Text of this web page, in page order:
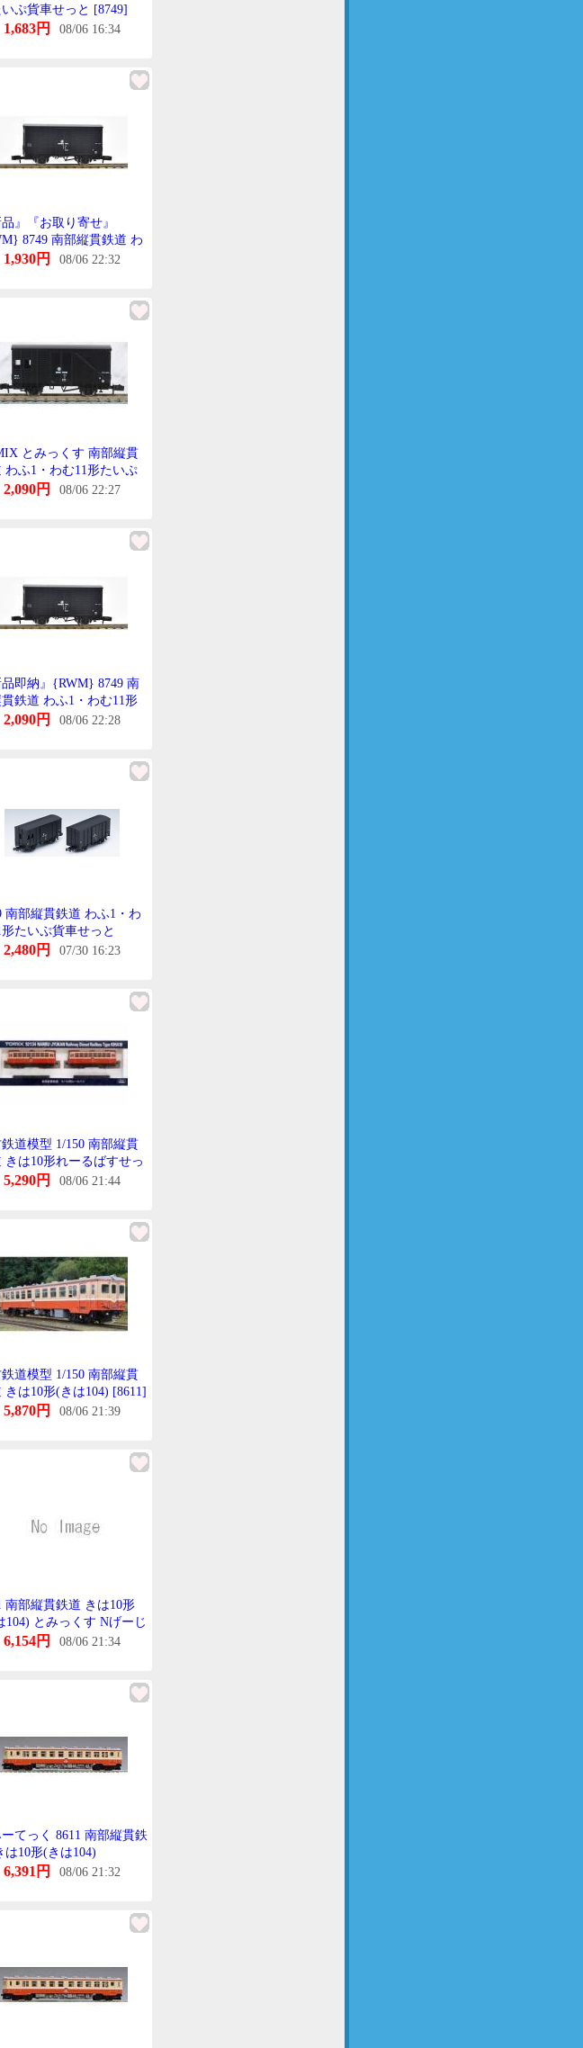
ぷ貨車せっと [8749]
1,683円 08/06 16:34
品』『お取り寄せ』
8749 南部縦貫鉄道 わ
わむ11形たいぷ貨車せっ
1,930円 08/06 22:32
とみっくす 南部縦貫
わふ1・わむ11形たいぷ
せっと 8749
2,090円 08/06 22:27
品即納』{RWM} 8749 南
鉄道 わふ1・わむ11形
ぷ貨車せっと(2両)(動力無
2,090円 08/06 22:28
南部縦貫鉄道 わふ1・わ
たいぷ貨車せっと
2,480円 07/30 16:23
道模型 1/150 南部縦貫
きは10形れーるばすせっ
5,290円 08/06 21:44
道模型 1/150 南部縦貫
きは10形(きは104) [8611]
5,870円 08/06 21:39
南部縦貫鉄道 きは10形
104) とみっくす Nげーじ
6,154円 08/06 21:34
ーてっく 8611 南部縦貫鉄
は10形(きは104)
6,391円 08/06 21:32